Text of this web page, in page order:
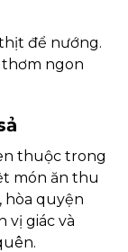
để nướng.
thơm ngon
thuộc trong
món ăn thu
hòa quyện
vị giác và